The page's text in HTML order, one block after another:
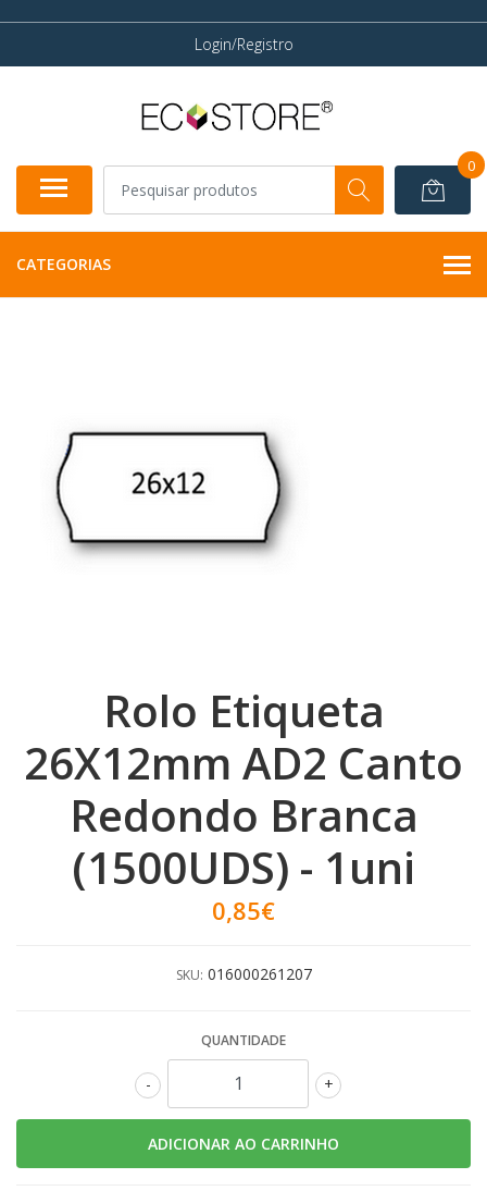
Login/Registro
0
CATEGORIAS
Rolo Etiqueta
26X12mm AD2 Canto
Redondo Branca
(1500UDS) - 1uni
0,85€
SKU: 016000261207
QUANTIDADE
+
-